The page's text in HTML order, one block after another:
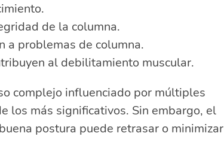
de la columna.
a problemas de columna.
al debilitamiento muscular.
complejo influenciado por múltiples
los más significativos. Sin embargo, el
postura puede retrasar o minimizar